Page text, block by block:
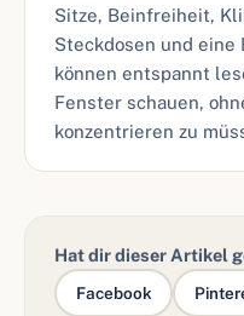
Sitze, Beinfreiheit,
Steckdosen und eine
können entspannt
Fenster schauen,
konzentrieren zu
Hat dir dieser Artikel
Facebook